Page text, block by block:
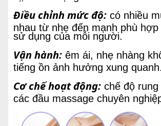
Điều chỉnh mức độ:có nhiều
nhau từ nhẹ đến mạnh phù hợp
sử dụng của mỗi người.
Vận hành:êm ái, nhẹ nhàng
tiếng ồn ảnh hưởng xung quanh.
Cơ chế hoạt động:chế độ
các đầu massage chuyên